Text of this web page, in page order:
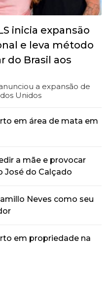
inicia expansão
e leva método
do Brasil aos
a expansão de
Unidos
em área de mata em
a mãe e provocar
José do Calçado
Neves como seu
em propriedade na